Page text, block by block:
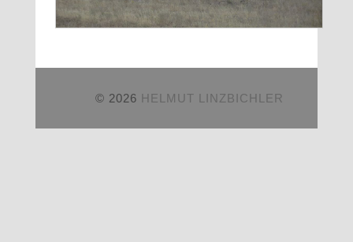
© 2026 HELMUT LINZBICHLER